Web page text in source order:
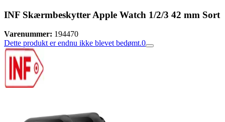
INF Skærmbeskytter Apple Watch 1/2/3 42 mm Sort
Varenummer: 194470
Dette produkt er endnu ikke blevet bedømt.0